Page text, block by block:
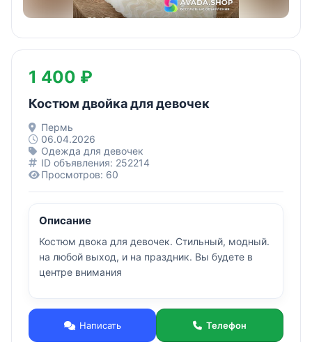
1 400 ₽
Костюм двойка для девочек
Пермь
06.04.2026
Одежда для девочек
ID объявления: 252214
Просмотров: 60
Описание
Костюм двока для девочек. Стильный, модный.
на любой выход, и на праздник. Вы будете в
центре внимания
Написать Телефон